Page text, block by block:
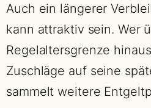
Auch ein längerer
kann attraktiv sein. Wer
Regelaltersgrenze
Zuschläge auf seine
sammelt weitere